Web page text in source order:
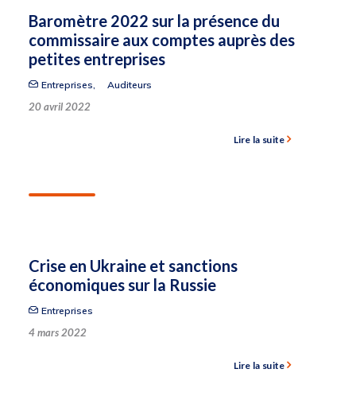
Baromètre 2022 sur la présence du
commissaire aux comptes auprès des
petites entreprises
Entreprises, Auditeurs
20 avril 2022
Lire la suite
Crise en Ukraine et sanctions
économiques sur la Russie
Entreprises
4 mars 2022
Lire la suite